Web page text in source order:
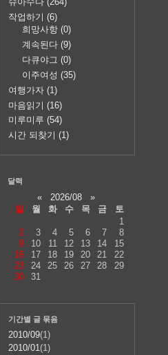
작업하기 (6)
희망사항 (0)
계속된다 (9)
다큐야그 (0)
이주여성 (35)
여행가자 (1)
마음읽기 (16)
미루미루 (54)
시간 되찾기 (1)
달력
« 2026/08
»
일
월 화 수 목 금
토
1
2
3 4 5 6 7
8
9
10 11 12 13 14
15
16
17 18 19 20 21
22
23
24 25 26 27 28
29
30
31
기간별 글 묶음
2010/09(1)
2010/01(1)